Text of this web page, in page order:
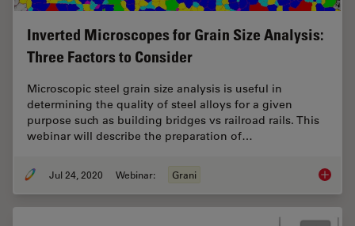
Inverted Microscopes for Grain Size Analysis:
Three Factors to Consider
Microscopic steel grain size analysis is useful in
determining the quality of steel alloys for a given
purpose such as building bridges vs railroad rails. This
webinar will describe the preparation of…
Jul 24, 2020 Webinar: Grani